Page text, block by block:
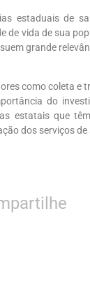
estaduais de
de vida de sua
grande
como coleta e
do
estatais que
dos serviços de